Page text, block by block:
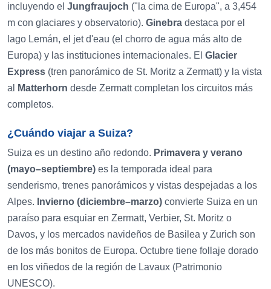
incluyendo el Jungfraujoch ("la cima de Europa", a 3,454
m con glaciares y observatorio). Ginebra destaca por el
lago Lemán, el jet d'eau (el chorro de agua más alto de
Europa) y las instituciones internacionales. El Glacier
Express (tren panorámico de St. Moritz a Zermatt) y la vista
al
Matterhorn desde Zermatt completan los circuitos más
completos.
¿Cuándo viajar a Suiza?
Suiza es un destino año redondo. Primavera y verano
(mayo–septiembre) es la temporada ideal para
senderismo, trenes panorámicos y vistas despejadas a los
Alpes. Invierno (diciembre–marzo) convierte Suiza en un
paraíso para esquiar en Zermatt, Verbier, St. Moritz o
Davos, y los mercados navideños de Basilea y Zurich son
de los más bonitos de Europa. Octubre tiene follaje dorado
en los viñedos de la región de Lavaux (Patrimonio
UNESCO).